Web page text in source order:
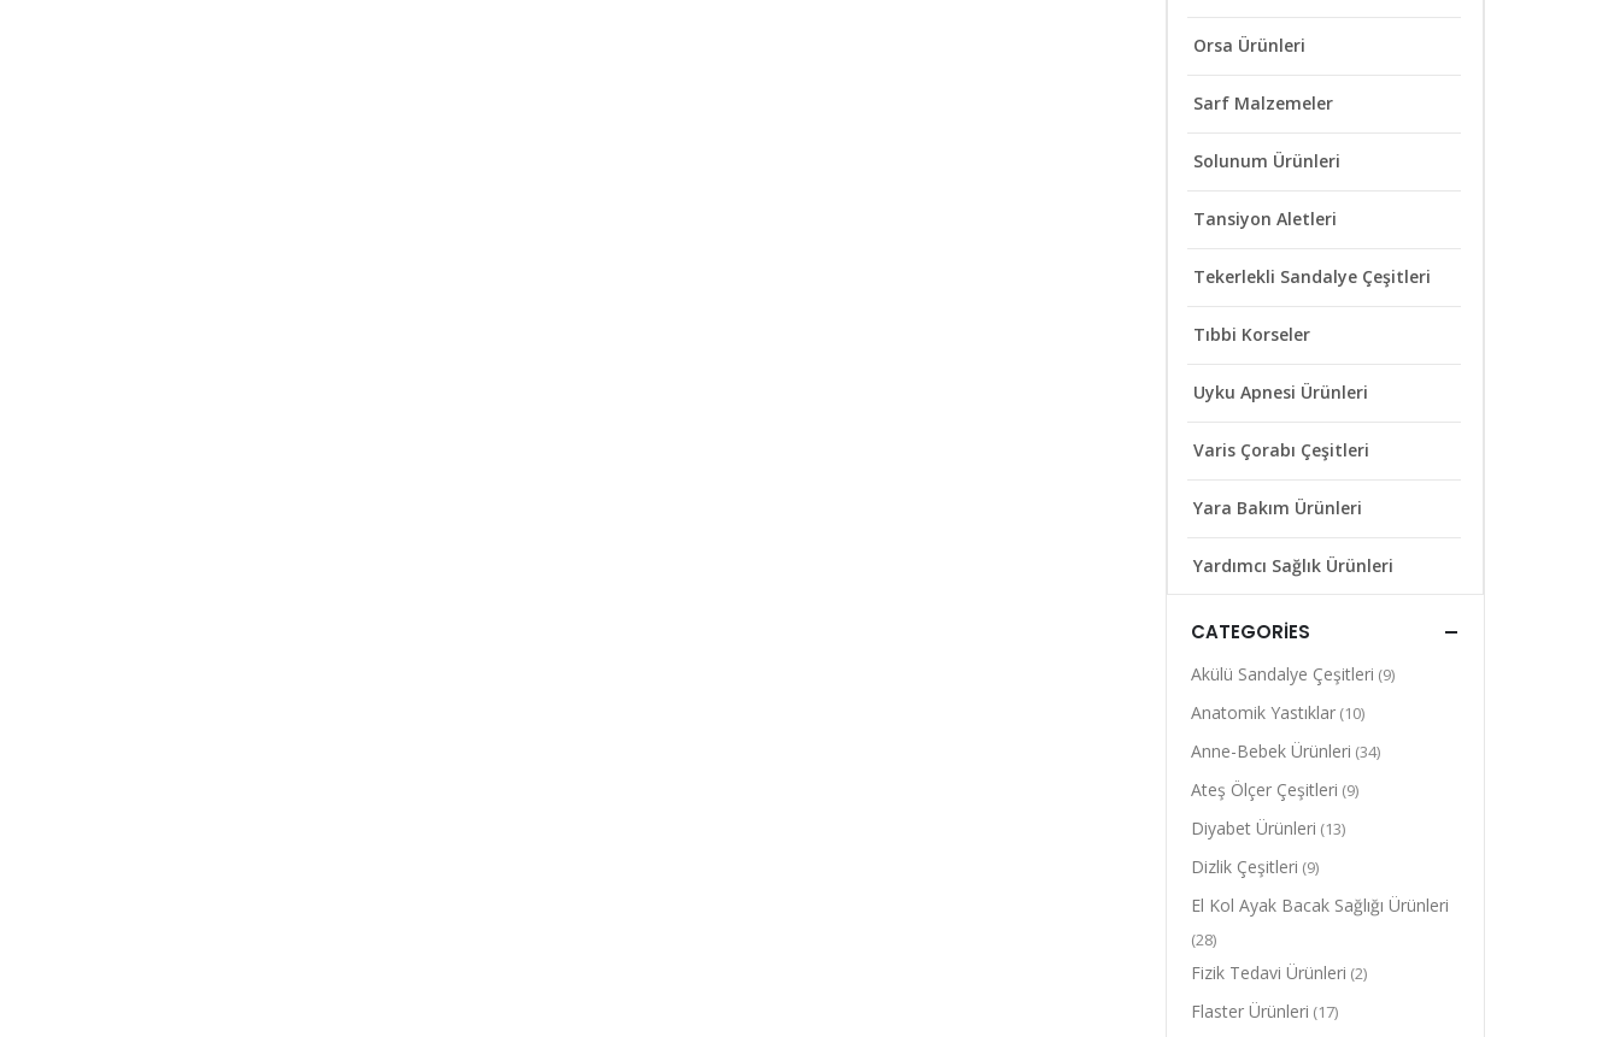
Orsa Ürünleri
Sarf Malzemeler
Solunum Ürünleri
Tansiyon Aletleri
Tekerlekli Sandalye Çeşitleri
Tıbbi Korseler
Uyku Apnesi Ürünleri
Varis Çorabı Çeşitleri
Yara Bakım Ürünleri
Yardımcı Sağlık Ürünleri
CATEGORIES
Akülü Sandalye Çeşitleri (9)
Anatomik Yastıklar (10)
Anne-Bebek Ürünleri (34)
Ateş Ölçer Çeşitleri (9)
Diyabet Ürünleri (13)
Dizlik Çeşitleri (9)
El Kol Ayak Bacak Sağlığı Ürünleri
(28)
Fizik Tedavi Ürünleri (2)
Flaster Ürünleri (17)